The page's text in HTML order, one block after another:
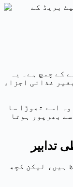
کے چمچ ہے۔ یہ
غذائی اجزاء
اسے تھوڑا سا
بھرپور ہوتا
تدابیر
ہیں، لیکن کچھ